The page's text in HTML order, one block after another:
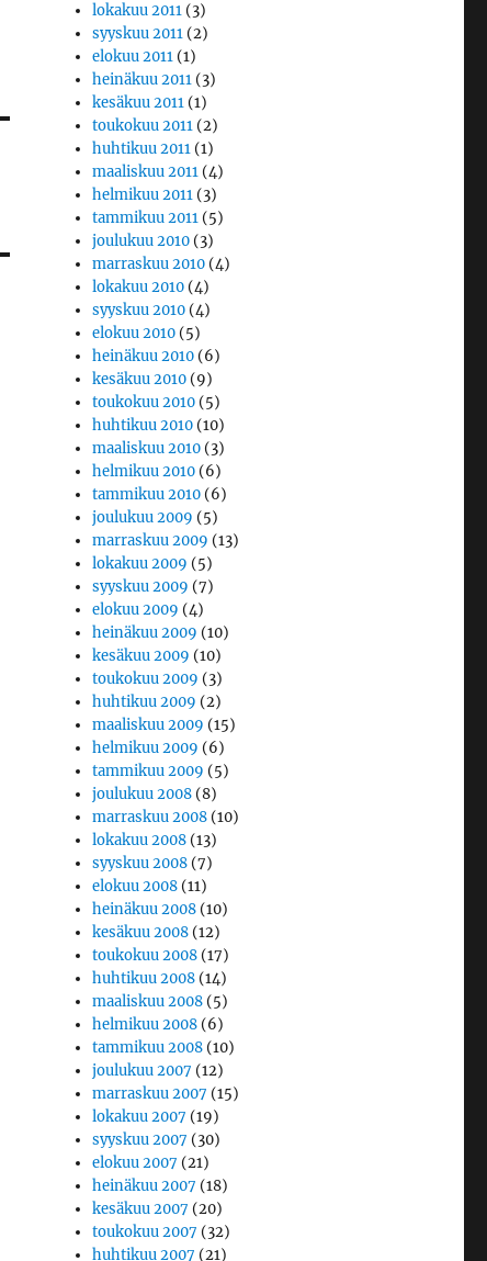
lokakuu 2011 (3)
syyskuu 2011 (2)
elokuu 2011 (1)
heinäkuu 2011 (3)
kesäkuu 2011 (1)
toukokuu 2011 (2)
huhtikuu 2011 (1)
maaliskuu 2011 (4)
helmikuu 2011 (3)
tammikuu 2011 (5)
joulukuu 2010 (3)
marraskuu 2010 (4)
lokakuu 2010 (4)
syyskuu 2010 (4)
elokuu 2010 (5)
heinäkuu 2010 (6)
kesäkuu 2010 (9)
toukokuu 2010 (5)
huhtikuu 2010 (10)
maaliskuu 2010 (3)
helmikuu 2010 (6)
tammikuu 2010 (6)
joulukuu 2009 (5)
marraskuu 2009 (13)
lokakuu 2009 (5)
syyskuu 2009 (7)
elokuu 2009 (4)
heinäkuu 2009 (10)
kesäkuu 2009 (10)
toukokuu 2009 (3)
huhtikuu 2009 (2)
maaliskuu 2009 (15)
helmikuu 2009 (6)
tammikuu 2009 (5)
joulukuu 2008 (8)
marraskuu 2008 (10)
lokakuu 2008 (13)
syyskuu 2008 (7)
elokuu 2008 (11)
heinäkuu 2008 (10)
kesäkuu 2008 (12)
toukokuu 2008 (17)
huhtikuu 2008 (14)
maaliskuu 2008 (5)
helmikuu 2008 (6)
tammikuu 2008 (10)
joulukuu 2007 (12)
marraskuu 2007 (15)
lokakuu 2007 (19)
syyskuu 2007 (30)
elokuu 2007 (21)
heinäkuu 2007 (18)
kesäkuu 2007 (20)
toukokuu 2007 (32)
huhtikuu 2007 (21)